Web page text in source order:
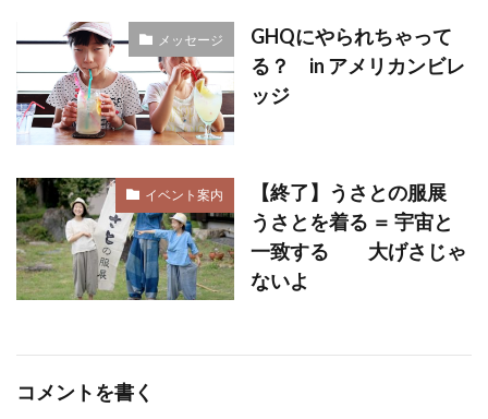
メッセージ
GHQにやられちゃって
る？ in アメリカンビレ
ッジ
イベント案内
【終了】うさとの服展
うさとを着る ＝ 宇宙と
一致する 大げさじゃ
ないよ
コメントを書く